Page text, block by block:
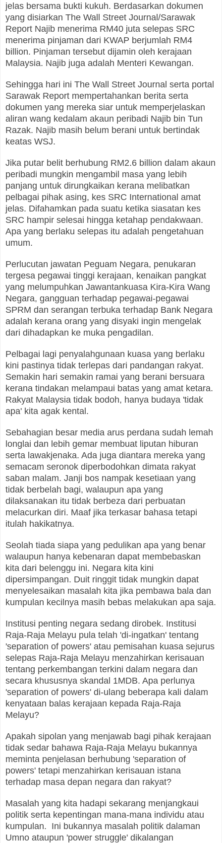
jelas bersama bukti kukuh. Berdasarkan dokumen
yang disiarkan The Wall Street Journal/Sarawak
Report Najib menerima RM40 juta selepas SRC
menerima pinjaman dari KWAP berjumlah RM4
billion. Pinjaman tersebut dijamin oleh kerajaan
Malaysia. Najib juga adalah Menteri Kewangan.
Sehingga hari ini The Wall Street Journal serta portal
Sarawak Report mempertahankan berita serta
dokumen yang mereka siar untuk memperjelaskan
aliran wang kedalam akaun peribadi Najib bin Tun
Razak. Najib masih belum berani untuk bertindak
keatas WSJ.
Jika putar belit berhubung RM2.6 billion dalam akaun
peribadi mungkin mengambil masa yang lebih
panjang untuk dirungkaikan kerana melibatkan
pelbagai pihak asing, kes SRC International amat
jelas. Difahamkan pada suatu ketika siasatan kes
SRC hampir selesai hingga ketahap pendakwaan.
Apa yang berlaku selepas itu adalah pengetahuan
umum.
Perlucutan jawatan Peguam Negara, penukaran
tergesa pegawai tinggi kerajaan, kenaikan pangkat
yang melumpuhkan Jawantankuasa Kira-Kira Wang
Negara, gangguan terhadap pegawai-pegawai
SPRM dan serangan terbuka terhadap Bank Negara
adalah kerana orang yang disyaki ingin mengelak
dari dihadapkan ke muka pengadilan.
Pelbagai lagi penyalahgunaan kuasa yang berlaku
kini pastinya tidak terlepas dari pandangan rakyat.
Semakin hari semakin ramai yang berani bersuara
kerana tindakan melampaui batas yang amat ketara.
Rakyat Malaysia tidak bodoh, hanya budaya 'tidak
apa' kita agak kental.
Sebahagian besar media arus perdana sudah lemah
longlai dan lebih gemar membuat liputan hiburan
serta lawakjenaka. Ada juga diantara mereka yang
semacam seronok diperbodohkan dimata rakyat
saban malam. Janji bos nampak kesetiaan yang
tidak berbelah bagi, walaupun apa yang
dilaksanakan itu tidak berbeza dari perbuatan
melacurkan diri. Maaf jika terkasar bahasa tetapi
itulah hakikatnya.
Seolah tiada siapa yang pedulikan apa yang benar
walaupun hanya kebenaran dapat membebaskan
kita dari belenggu ini. Negara kita kini
dipersimpangan. Duit ringgit tidak mungkin dapat
menyelesaikan masalah kita jika pembawa bala dan
kumpulan kecilnya masih bebas melakukan apa saja.
Institusi penting negara sedang dirobek. Institusi
Raja-Raja Melayu pula telah 'di-ingatkan' tentang
'separation of powers' atau pemisahan kuasa sejurus
selepas Raja-Raja Melayu menzahirkan kerisauan
tentang perkembangan terkini dalam negara dan
secara khususnya skandal 1MDB. Apa perlunya
'separation of powers' di-ulang beberapa kali dalam
kenyataan balas kerajaan kepada Raja-Raja
Melayu?
Apakah sipolan yang menjawab bagi pihak kerajaan
tidak sedar bahawa Raja-Raja Melayu bukannya
meminta penjelasan berhubung 'separation of
powers' tetapi menzahirkan kerisauan istana
terhadap masa depan negara dan rakyat?
Masalah yang kita hadapi sekarang menjangkaui
politik serta kepentingan mana-mana individu atau
kumpulan. Ini bukannya masalah politik dalaman
Umno ataupun 'power struggle' dikalangan